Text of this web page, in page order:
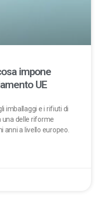
impone
UE
imballaggi e i rifiuti di
una delle riforme
anni a livello europeo.